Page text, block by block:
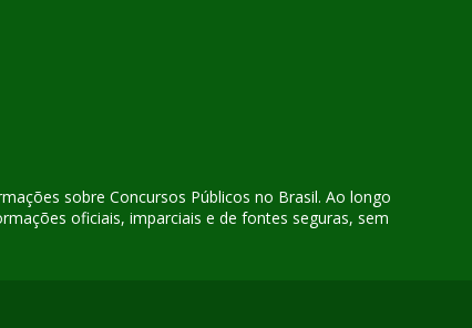
sobre Concursos Públicos no Brasil. Ao longo
oficiais, imparciais e de fontes seguras, sem